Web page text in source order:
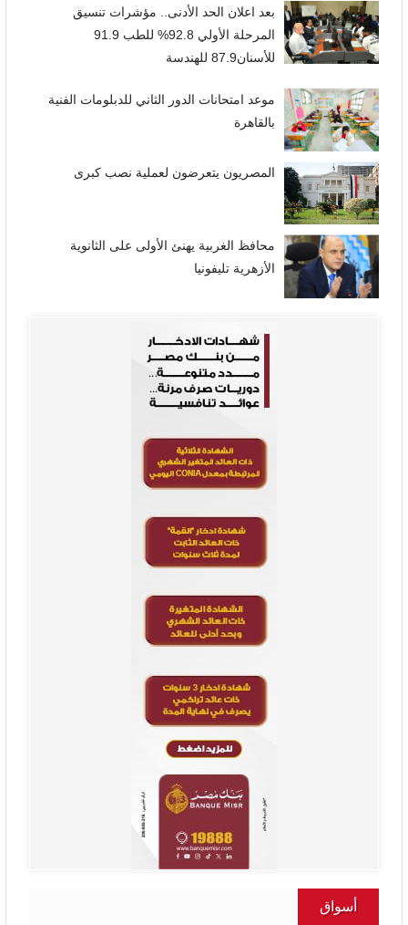
بعد اعلان الحد الأدنى.. مؤشرات تنسيق
المرحلة الأولي 92.8% للطب 91.9
للأسنان87.9 للهندسة
موعد امتحانات الدور الثاني للدبلومات الفنية
بالقاهرة
المصريون يتعرضون لعملية نصب كبرى
محافظ الغربية يهنئ الأولى على الثانوية
الأزهرية تليفونيا
أسواق